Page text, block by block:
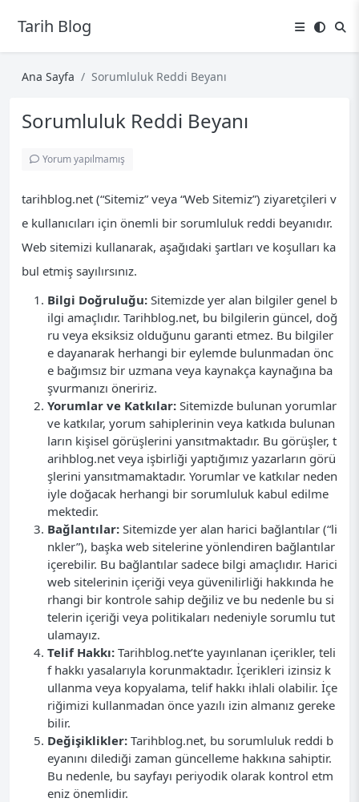
Tarih Blog
Ana Sayfa Sorumluluk Reddi Beyanı
Sorumluluk Reddi Beyanı
Yorum yapılmamış
tarihblog.net (“Sitemiz” veya “Web Sitemiz”) ziyaretçileri v
e kullanıcıları için önemli bir sorumluluk reddi beyanıdır.
Web sitemizi kullanarak, aşağıdaki şartları ve koşulları ka
bul etmiş sayılırsınız.
Bilgi Doğruluğu: Sitemizde yer alan bilgiler genel b
ilgi amaçlıdır. Tarihblog.net, bu bilgilerin güncel, doğ
ru veya eksiksiz olduğunu garanti etmez. Bu bilgiler
e dayanarak herhangi bir eylemde bulunmadan önc
e bağımsız bir uzmana veya kaynakça kaynağına ba
şvurmanızı öneririz.
Yorumlar ve Katkılar: Sitemizde bulunan yorumlar
ve katkılar, yorum sahiplerinin veya katkıda bulunan
ların kişisel görüşlerini yansıtmaktadır. Bu görüşler, t
arihblog.net veya işbirliği yaptığımız yazarların görü
şlerini yansıtmamaktadır. Yorumlar ve katkılar neden
iyle doğacak herhangi bir sorumluluk kabul edilme
mektedir.
Bağlantılar: Sitemizde yer alan harici bağlantılar (“li
nkler”), başka web sitelerine yönlendiren bağlantılar
içerebilir. Bu bağlantılar sadece bilgi amaçlıdır. Harici
web sitelerinin içeriği veya güvenilirliği hakkında he
rhangi bir kontrole sahip değiliz ve bu nedenle bu si
telerin içeriği veya politikaları nedeniyle sorumlu tut
ulamayız.
Telif Hakkı: Tarihblog.net’te yayınlanan içerikler, teli
f hakkı yasalarıyla korunmaktadır. İçerikleri izinsiz k
ullanma veya kopyalama, telif hakkı ihlali olabilir. İçe
riğimizi kullanmadan önce yazılı izin almanız gereke
bilir.
Değişiklikler: Tarihblog.net, bu sorumluluk reddi b
eyanını dilediği zaman güncelleme hakkına sahiptir.
Bu nedenle, bu sayfayı periyodik olarak kontrol etm
eniz önemlidir.